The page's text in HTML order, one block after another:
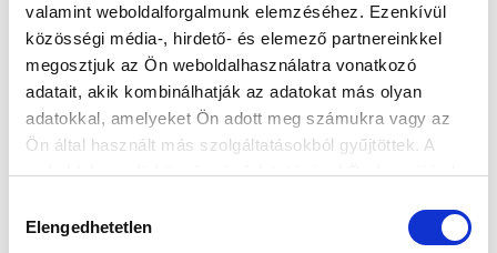
valamint weboldalforgalmunk elemzéséhez. Ezenkívül
közösségi média-, hirdető- és elemező partnereinkkel
megosztjuk az Ön weboldalhasználatra vonatkozó
adatait, akik kombinálhatják az adatokat más olyan
adatokkal, amelyeket Ön adott meg számukra vagy az
Ön által használt más szolgáltatásokból gyűjtöttek. A
weboldalon való böngészés folytatásával Ön hozzájárul a
kiválasztása
Elengedhetetlen
KÉPGALÉRIA: MOL FEHÉRVÁR FC - MTK
BUDAPEST 1-2 (1-0)
2021-02-14 23:46:03
Képekben a Fehérvár elleni siker.